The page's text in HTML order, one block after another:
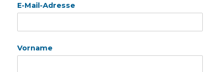
E-Mail-Adresse
Vorname